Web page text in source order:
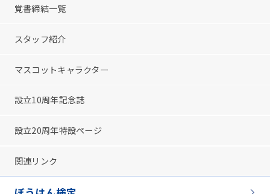
覚書締結一覧
スタッフ紹介
マスコットキャラクター
設立10周年記念誌
設立20周年特設ページ
関連リンク